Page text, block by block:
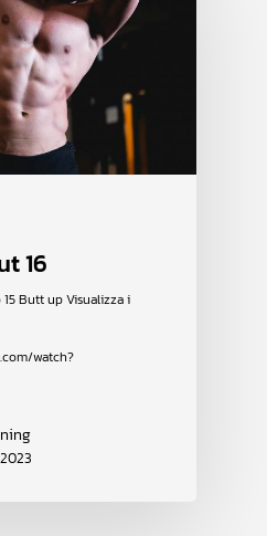
16
15 Butt up Visualizza i
watch?